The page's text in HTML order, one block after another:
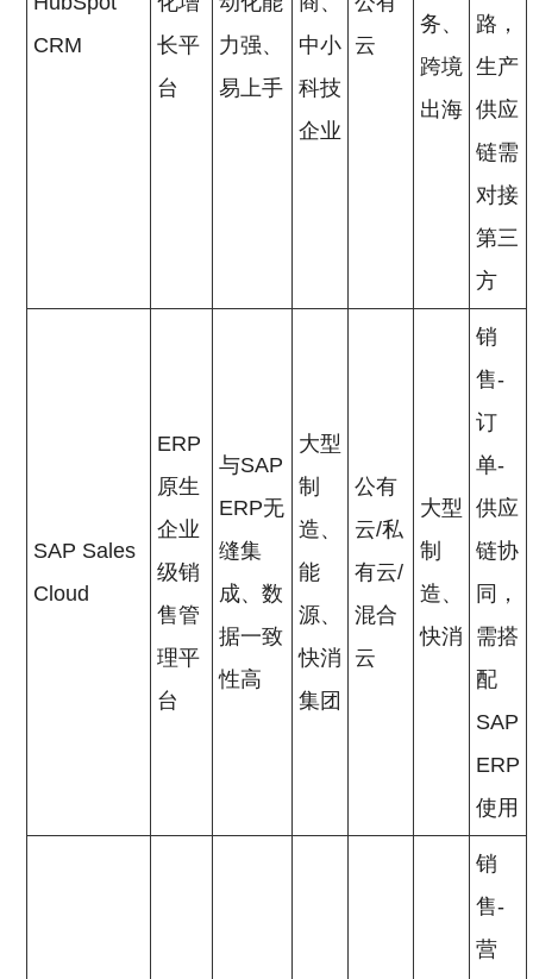
CRM
长平
台
力强、
易上手
中小
科技
企业
云
务、
跨境
出海
路，
生产
供应
链需
对接
第三
方
SAP Sales
Cloud
ERP
原生
企业
级销
售管
理平
台
与SAP
ERP无
缝集
成、数
据一致
性高
大型
制
造、
能
源、
快消
集团
公有
云/私
有云/
混合
云
大型
制
造、
快消
销
售-
订
单-
供应
链协
同，
需搭
配
SAP
ERP
使用
销
售-
营